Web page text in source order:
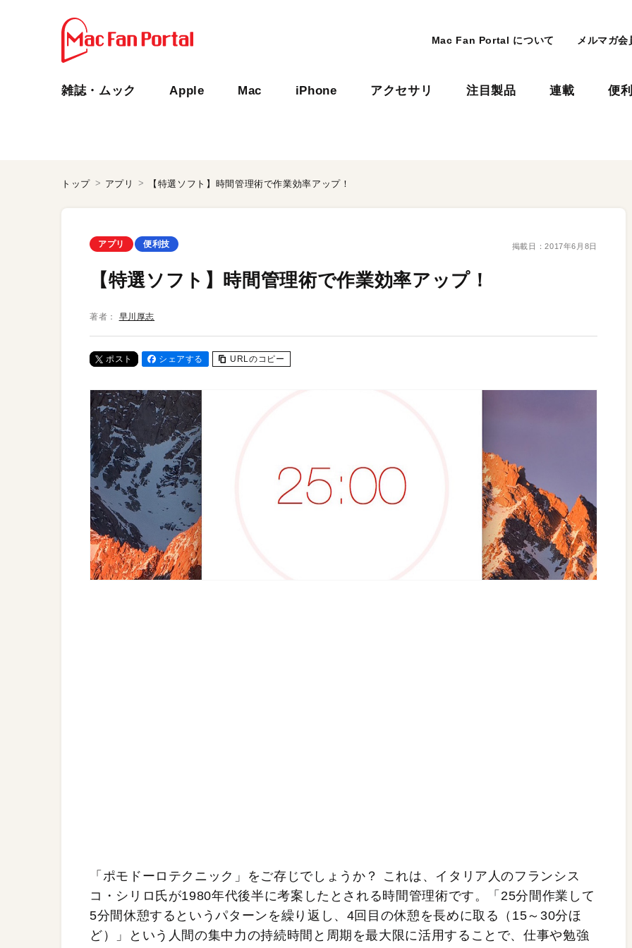
Mac Fan Portal について メルマガ会
雑誌・ムック Apple Mac iPhone アクセサリ 注目製品 連載 便
トップ アプリ 【特選ソフト】時間管理術で作業効率アップ！
アプリ 便利技 掲載日：2017年6月8日
【特選ソフト】時間管理術で作業効率アップ！
著者： 早川厚志
ポスト シェアする URLのコピー
「ポモドーロテクニック」をご存じでしょうか？ これは、イタリア人のフランシス
コ・シリロ氏が1980年代後半に考案したとされる時間管理術です。「25分間作業して
5分間休憩するというパターンを繰り返し、4回目の休憩を長めに取る（15～30分ほ
ど）」という人間の集中力の持続時間と周期を最大限に活用することで、仕事や勉強